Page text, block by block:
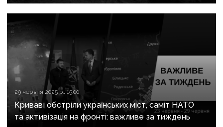
29 червня 2025 р., 15:00
Криваві обстріли українських міст, саміт НАТО
та активізація на фронті: важливе за тиждень